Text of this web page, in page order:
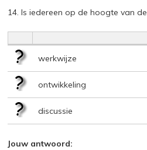
14. Is iedereen op de hoogte van de
werkwijze
ontwikkeling
discussie
Jouw antwoord: